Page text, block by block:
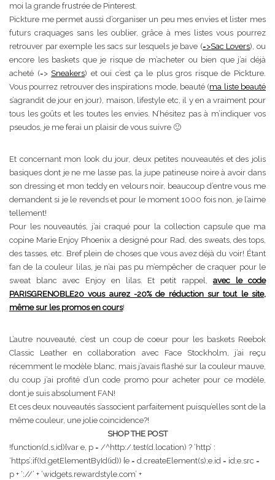
moi la grande frustrée de Pinterest.
Pickture me permet aussi d’organiser un peu mes envies et lister mes
futurs craquages sans les oublier, grâce à mes listes vous pourrez
retrouver par exemple les sacs sur lesquels je bave (=>Sac Lovers), ou
encore les baskets que je risque de m’acheter ou bien que j’ai déjà
acheté (=> Sneakers) et oui c’est ça le plus gros risque de Pickture.
Vous pourrez retrouver des inspirations mode, beauté (ma liste beauté
s’agrandit de jour en jour), maison, lifestyle etc, il y en a vraiment pour
tous les goûts et les toutes les envies. N’hésitez pas à m’indiquer vos
pseudos, je me ferai un plaisir de vous suivre 🙂
Et concernant mon look du jour, deux petites nouveautés et des jolis
basiques dont je ne me lasse pas, la jupe patineuse noire à avoir dans
son dressing et mon teddy en velours noir, beaucoup d’entre vous me
demandent si je le revends et pour le moment 1000 fois non, je l’aime
tellement!
Pour les nouveautés, j’ai craqué pour la collection capsule que ma
copine Marie Enjoy Phoenix a designé pour Rad, des sweats, des tops,
des tasses, etc. Bref plein de choses que vous avez déjà du voir! Étant
fan de la couleur lilas, je n’ai pas pu m’empêcher de craquer pour le
sweat blanc avec Enjoy en lilas. Et petit rappel,avec le code
PARISGRENOBLE20 vous aurez -20% de réduction sur tout le site,
même sur les promos en cours!
L’autre nouveauté, c’est un coup de coeur pour les baskets Reebok
Classic Leather en collaboration avec Face Stockholm, j’ai reçu
récemment le modèle blanc, mais j’avais flashé sur la couleur mauve,
du coup j’ai profité d’un code promo pour acheter pour ce modèle,
dont je suis absolument FAN!
Et ces deux nouveautés s’associent parfaitement puisqu’elles sont de la
même couleur, une jolie coincidence?!
SHOP THE POST
!function(d,s,id){var e, p = /^http:/.test(d.location) ? ‘http’ :
‘https’;if(!d.getElementById(id)) {e = d.createElement(s);e.id = id;e.src =
p + ‘://’ + ‘widgets.rewardstyle.com’ +